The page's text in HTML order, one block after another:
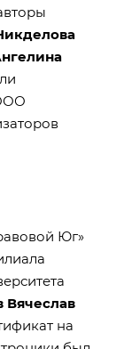
Юг»
Вячеслав
на